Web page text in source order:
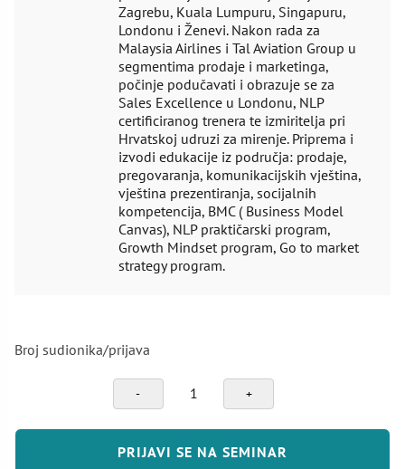
Zagrebu, Kuala Lumpuru, Singapuru,
Londonu i Ženevi. Nakon rada za
Malaysia Airlines i Tal Aviation Group u
segmentima prodaje i marketinga,
počinje podučavati i obrazuje se za
Sales Excellence u Londonu, NLP
certificiranog trenera te izmiritelja pri
Hrvatskoj udruzi za mirenje. Priprema i
izvodi edukacije iz područja: prodaje,
pregovaranja, komunikacijskih vještina,
vještina prezentiranja, socijalnih
kompetencija, BMC ( Business Model
Canvas), NLP praktičarski program,
Growth Mindset program, Go to market
strategy program.
Broj sudionika/prijava
Komunikacija
informacije
PRIJAVI SE NA SEMINAR